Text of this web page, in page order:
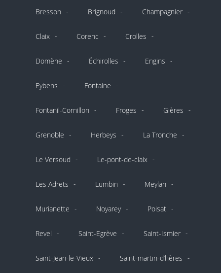
Bresson Brignoud Champagnier
Claix Corenc Crolles
Domène Échirolles Engins
Eybens Fontaine
Fontanil-Cornillon Froges Gières
Grenoble Herbeys La Tronche
Le Versoud Le-pont-de-claix
Les Adrets Lumbin Meylan
Murianette Noyarey Poisat
Revel Saint-Egrève Saint-Ismier
Saint-Jean-le-Vieux Saint-martin-d’hères